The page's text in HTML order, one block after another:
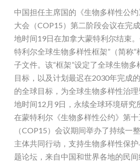
中国担任主席国的《生物多样性公
大会（COP15）第二阶段会议在完
地时间19日在加拿大蒙特利尔结束
特利尔全球生物多样性框架”（简称“
子文件。该“框架”设定了全球生物
目标，以及计划最迟在2030年完成
的全球目标，为全球生物多样性治
地时间12月9日，永续全球环境研究
在蒙特利尔《生物多样性公约》第
（COP15）会议期间举办了持续一
主体共同行动，支持生物多样性保
题论坛，来自中国和世界各地的民